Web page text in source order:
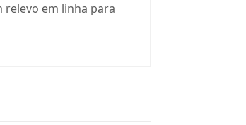
em linha para